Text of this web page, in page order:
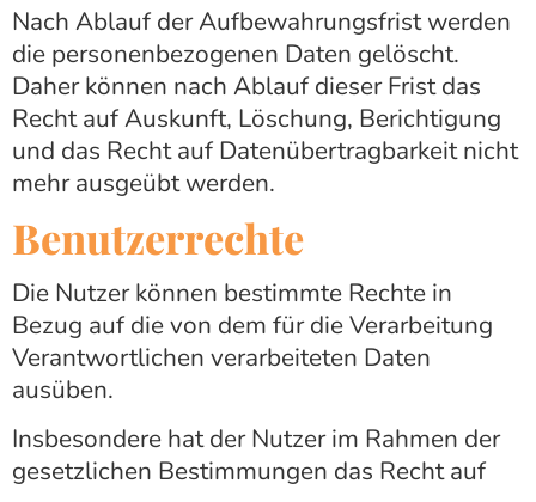
Nach Ablauf der Aufbewahrungsfrist werden
die personenbezogenen Daten gelöscht.
Daher können nach Ablauf dieser Frist das
Recht auf Auskunft, Löschung, Berichtigung
und das Recht auf Datenübertragbarkeit nicht
mehr ausgeübt werden.
Benutzerrechte
Die Nutzer können bestimmte Rechte in
Bezug auf die von dem für die Verarbeitung
Verantwortlichen verarbeiteten Daten
ausüben.
Insbesondere hat der Nutzer im Rahmen der
gesetzlichen Bestimmungen das Recht auf